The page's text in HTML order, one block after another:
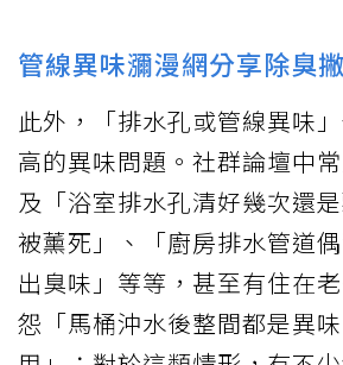
管線異味瀰漫網分享除臭
此外，「排水孔或管線異味
高的異味問題。社群論壇中
及「浴室排水孔清好幾次還
被薰死」、「廚房排水管道
出臭味」等等，甚至有住在
怨「馬桶沖水後整間都是異